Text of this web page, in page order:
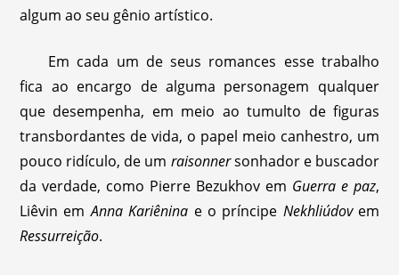
algum ao seu gênio artístico.
Em cada um de seus romances esse trabalho
fica ao encargo de alguma personagem qualquer
que desempenha, em meio ao tumulto de figuras
transbordantes de vida, o papel meio canhestro, um
pouco ridículo, de um raisonnersonhador e buscador
da verdade, como Pierre Bezukhov em Guerra e paz,
Liêvin emAnna Kariênina e o príncipe Nekhliúdovem
Ressurreição.